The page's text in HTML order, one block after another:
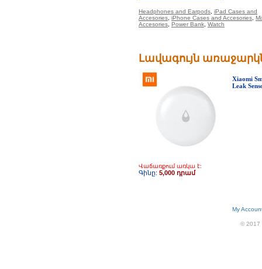
Headphones and Earpods iPad Cases and
Accesories iPhone Cases and Accesories
Accesories Power Bank Watch
Լավագույն
Xiaomi
Leak
Վաճառքում առկա է:
Գինը: 5,000 դրամ
My
© 2017